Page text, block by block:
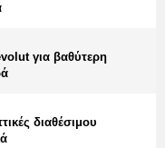
για βαθύτερη
διαθέσιμου